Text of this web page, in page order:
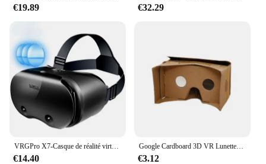
€19.89 €32.29
VRGPro X7-Casque de réalité virtuelle 3D, lunettes VR 3D, casque pour Google Cardboard, mobile 5-7 "avec boîte d'origine
€14.40
Google Cardboard 3D VR Lunettes de Réalité Virtuelle pour Android ou Téléphone, Nouveau Modèle VR DIY Transformez votre Appareil en Grand Écran, 1Pc
€3.12